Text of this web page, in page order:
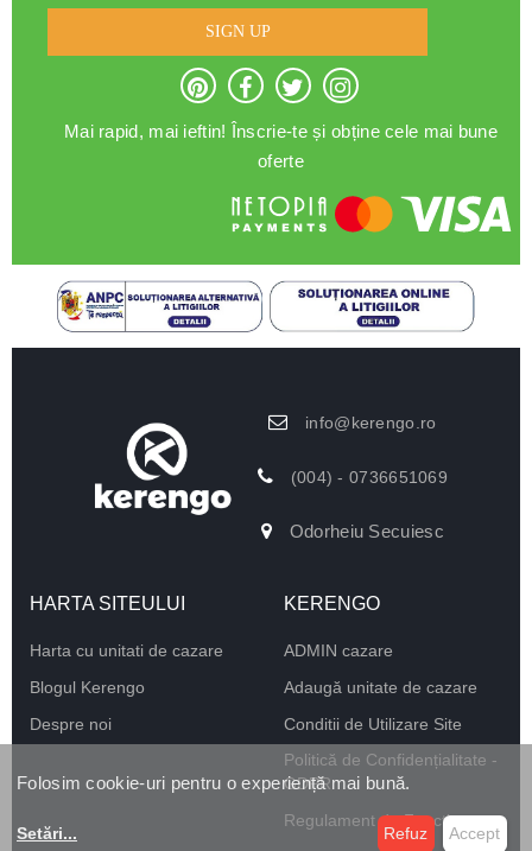
SIGN UP
Mai rapid, mai ieftin! Înscrie-te și obține cele mai bune
oferte
info@kerengo.ro
(004) - 0736651069
Odorheiu Secuiesc
HARTA SITEULUI
Harta cu unitati de cazare
Blogul Kerengo
Despre noi
KERENGO
ADMIN cazare
Adaugă unitate de cazare
Conditii de Utilizare Site
Politică de Confidențialitate -
GDPR
Regulament de Funcționare
Folosim cookie-uri pentru o experiență mai bună.
Setări... Refuz Accept